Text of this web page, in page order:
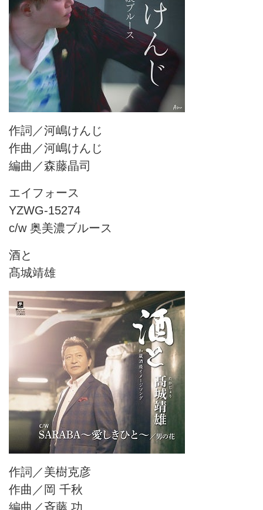
作詞／河嶋けんじ
作曲／河嶋けんじ
編曲／森藤晶司
エイフォース
YZWG-15274
c/w 奥美濃ブルース
酒と
髙城靖雄
作詞／美樹克彦
作曲／岡 千秋
編曲／斉藤 功